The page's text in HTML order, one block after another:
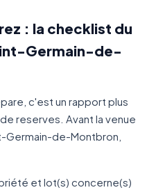
: la checklist du
Germain-de-
c'est un rapport plus
reserves. Avant la venue
Germain-de-Montbron,
et lot(s) concerne(s)